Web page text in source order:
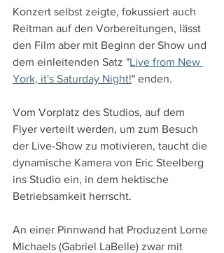
Konzert selbst zeigte, fokussiert auch
Reitman auf den Vorbereitungen, lässt
den Film aber mit Beginn der Show und
dem einleitenden Satz "Live from New
York, it's Saturday Night!" enden.
Vom Vorplatz des Studios, auf dem
Flyer verteilt werden, um zum Besuch
der Live-Show zu motivieren, taucht die
dynamische Kamera von Eric Steelberg
ins Studio ein, in dem hektische
Betriebsamkeit herrscht.
An einer Pinnwand hat Produzent Lorne
Michaels (Gabriel LaBelle) zwar mit